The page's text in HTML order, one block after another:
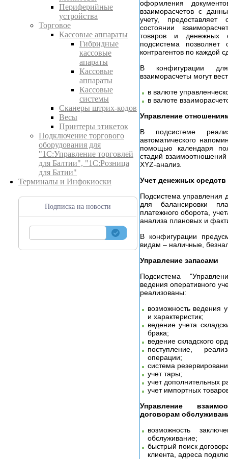
Периферийные
устройства
Торговое
Кассовые аппараты
Гибридные
кассовые
апараты
Кассовые
аппараты
Кассовые
системы
Сканеры штрих-кодов
Весы
Принтеры этикеток
Подключение торгового
оборудования для
"1С:Управление торговлей
для Балтии", "1С:Розница
для Батии"
Терминалы и Инфокиоски
Подписка на новости
оформления
взаиморасчетов с
учету,
состоянии
товаров и денежных
подсистема позволяет
контрагентов по каждой
В конфигурации
взаиморасчеты могут
в валюте
в валюте
Управление
В подсистеме
автоматического
помощью календаря
стадий
XYZ-анализ.
Учет денежных средств
Подсистема управления
для балансировки
платежного оборота,
анализа плановых и
В конфигурации
видам – наличные,
Управление запасами
Подсистема
ведения оперативного
реализованы:
возможность ведения
и характеристик;
ведение учета
брака;
ведение складского
поступление,
операции;
система
учет тары;
учет дополнительных
учет импортных
Управление
договорам
возможность
обслуживание;
быстрый поиск
клиента, адреса